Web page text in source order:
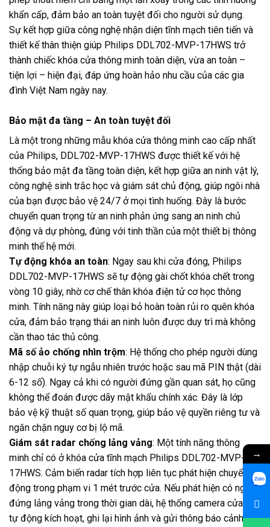
khẩn cấp, đảm bảo an toàn tuyệt đối cho người sử dụng.
Sự kết hợp giữa công nghệ nhận diện tĩnh mạch tiên tiến và
thiết kế thân thiện giúp Philips DDL702-MVP-17HWS trở
thành chiếc khóa cửa thông minh toàn diện, vừa an toàn –
tiện lợi – hiện đại, đáp ứng hoàn hảo nhu cầu của các gia
đình Việt Nam ngày nay.
Bảo mật đa tầng – An toàn tuyệt đối
Là một trong những mẫu khóa cửa thông minh cao cấp nhất
của Philips, DDL702-MVP-17HWS được thiết kế với hệ
thống bảo mật đa tầng toàn diện, kết hợp giữa an ninh vật lý,
công nghệ sinh trắc học và giám sát chủ động, giúp ngôi nhà
của bạn được bảo vệ 24/7 ở mọi tình huống. Đây là bước
chuyển quan trọng từ an ninh phản ứng sang an ninh chủ
động và dự phòng, đúng với tinh thần của một thiết bị thông
minh thế hệ mới.
Tự động khóa an toàn: Ngay sau khi cửa đóng, Philips
DDL702-MVP-17HWS sẽ tự động gài chốt khóa chết trong
vòng 10 giây, nhờ cơ chế thân khóa điện tử cơ học thông
minh. Tính năng này giúp loại bỏ hoàn toàn rủi ro quên khóa
cửa, đảm bảo trạng thái an ninh luôn được duy trì mà không
cần thao tác thủ công.
Mã số ảo chống nhìn trộm: Hệ thống cho phép người dùng
nhập chuỗi ký tự ngẫu nhiên trước hoặc sau mã PIN thật (dài
6-12 số). Ngay cả khi có người đứng gần quan sát, họ cũng
không thể đoán được dãy mật khẩu chính xác. Đây là lớp
bảo vệ kỹ thuật số quan trọng, giúp bảo vệ quyền riêng tư và
ngăn chặn nguy cơ bị lộ mã.
Giám sát radar chống lảng vảng: Một tính năng thông
minh chỉ có ở khóa cửa tĩnh mạch Philips DDL702-MVP-
17HWS. Cảm biến radar tích hợp liên tục phát hiện chuyển
động trong phạm vi 1 mét trước cửa. Nếu phát hiện có người
đứng lảng vảng trong thời gian dài, hệ thống camera cửa sẽ
tự động kích hoạt, ghi lại hình ảnh và gửi thông báo cảnh
→